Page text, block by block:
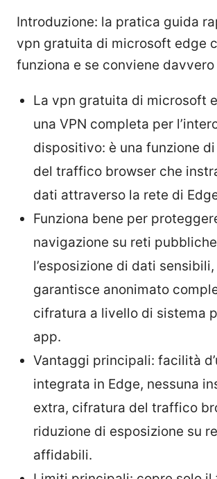
Introduzione: la pratica guida
vpn gratuita di microsoft edge
funziona e se conviene davvero
La vpn gratuita di microsoft
una VPN completa per
dispositivo: è una funzione
del traffico browser che
dati attraverso la rete di
Funziona bene per
navigazione su reti
l’esposizione di dati
garantisce anonimato
cifratura a livello di sistema
app.
Vantaggi principali: facilità
integrata in Edge, nessuna
extra, cifratura del traffico
riduzione di esposizione su
affidabili.